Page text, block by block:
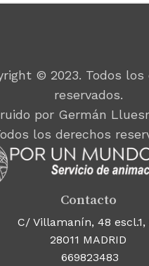
© 2023. Todos los
reservados.
por Germán
los derechos
Contacto
C/ Villamanín, 48 escl.1,
28011 MADRID
669823483